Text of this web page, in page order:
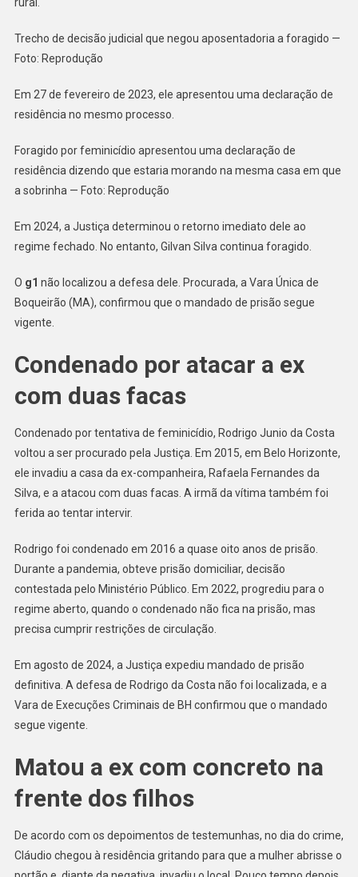
Trecho de decisão judicial que negou aposentadoria a foragido —
Foto: Reprodução
Em 27 de fevereiro de 2023, ele apresentou uma declaração de
residência no mesmo processo.
Foragido por feminicídio apresentou uma declaração de
residência dizendo que estaria morando na mesma casa em que
a sobrinha — Foto: Reprodução
Em 2024, a Justiça determinou o retorno imediato dele ao
regime fechado. No entanto, Gilvan Silva continua foragido.
O g1 não localizou a defesa dele. Procurada, a Vara Única de
Boqueirão (MA), confirmou que o mandado de prisão segue
vigente.
Condenado por atacar a ex
com duas facas
Condenado por tentativa de feminicídio, Rodrigo Junio da Costa
voltou a ser procurado pela Justiça. Em 2015, em Belo Horizonte,
ele invadiu a casa da ex-companheira, Rafaela Fernandes da
Silva, e a atacou com duas facas. A irmã da vítima também foi
ferida ao tentar intervir.
Rodrigo foi condenado em 2016 a quase oito anos de prisão.
Durante a pandemia, obteve prisão domiciliar, decisão
contestada pelo Ministério Público. Em 2022, progrediu para o
regime aberto, quando o condenado não fica na prisão, mas
precisa cumprir restrições de circulação.
Em agosto de 2024, a Justiça expediu mandado de prisão
definitiva. A defesa de Rodrigo da Costa não foi localizada, e a
Vara de Execuções Criminais de BH confirmou que o mandado
segue vigente.
Matou a ex com concreto na
frente dos filhos
De acordo com os depoimentos de testemunhas, no dia do crime,
Cláudio chegou à residência gritando para que a mulher abrisse o